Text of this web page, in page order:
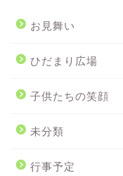
お見舞い
ひだまり広場
子供たちの笑顔
未分類
行事予定